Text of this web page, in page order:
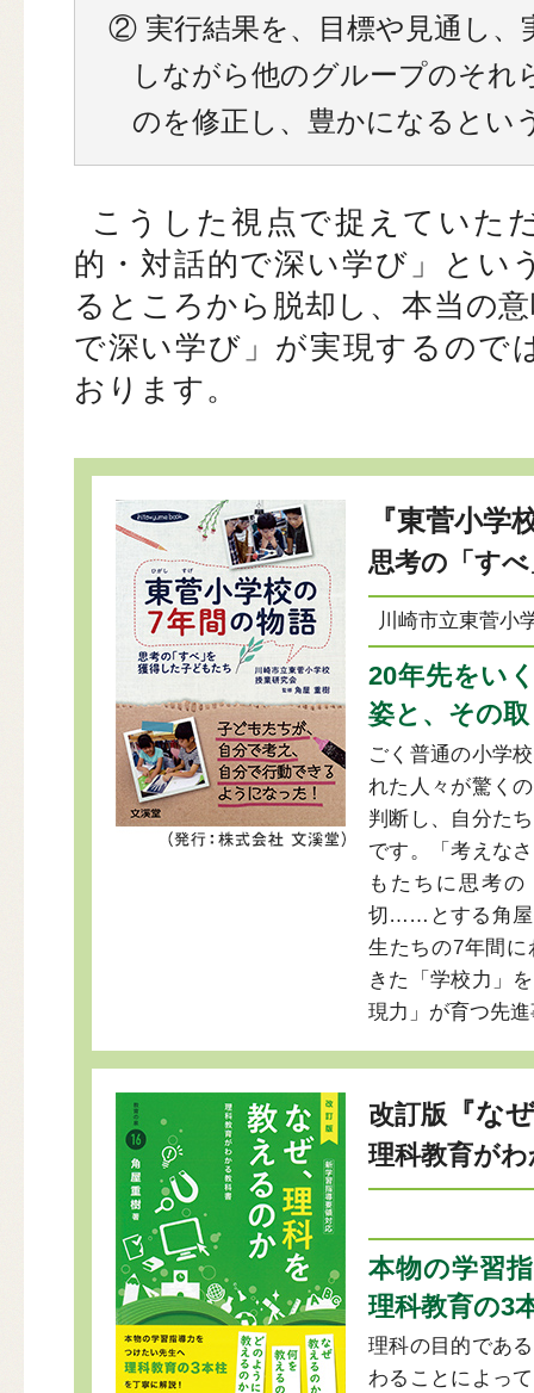
② 実行結果を、目標や見通し、
しながら他のグループのそれ
のを修正し、豊かになるとい
こうした視点で捉えていた
的・対話的で深い学び」とい
るところから脱却し、本当の
で深い学び」が実現するので
おります。
『東菅小学
思考の「す
川崎市立東菅
20年先をい
姿と、その
ごく普通の小学
れた人々が驚く
判断し、自分た
です。「考えな
もたちに思考
切……とする角屋
生たちの7年間
きた「学校力」
現力」が育つ先
改訂版 『な
理科教育が
本物の学習
理科教育の3
理科の目的であ
わることによっ